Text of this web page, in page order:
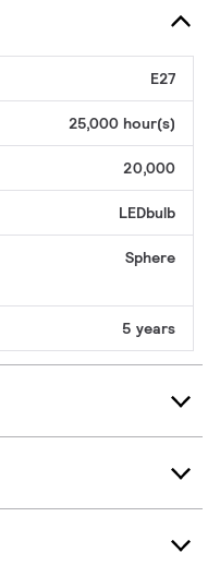
E27
25,000 hour(s)
20,000
LEDbulb
Sphere
5 years